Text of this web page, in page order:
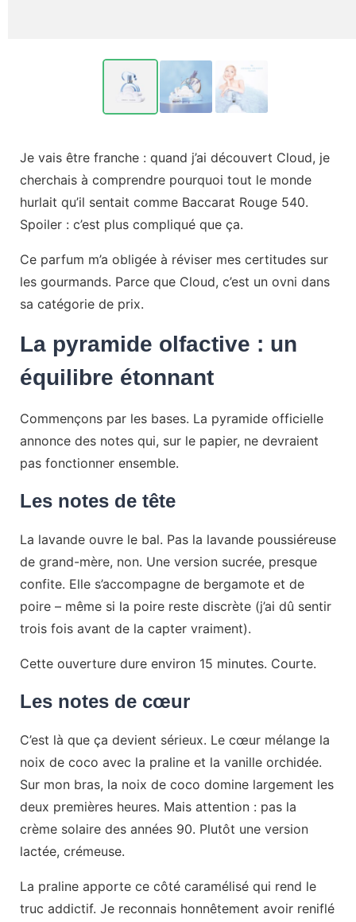
Je vais être franche : quand j’ai découvert Cloud, je
cherchais à comprendre pourquoi tout le monde
hurlait qu’il sentait comme Baccarat Rouge 540.
Spoiler : c’est plus compliqué que ça.
Ce parfum m’a obligée à réviser mes certitudes sur
les gourmands. Parce que Cloud, c’est un ovni dans
sa catégorie de prix.
La pyramide olfactive : un
équilibre étonnant
Commençons par les bases. La pyramide officielle
annonce des notes qui, sur le papier, ne devraient
pas fonctionner ensemble.
Les notes de tête
La lavande ouvre le bal. Pas la lavande poussiéreuse
de grand-mère, non. Une version sucrée, presque
confite. Elle s’accompagne de bergamote et de
poire – même si la poire reste discrète (j’ai dû sentir
trois fois avant de la capter vraiment).
Cette ouverture dure environ 15 minutes. Courte.
Les notes de cœur
C’est là que ça devient sérieux. Le cœur mélange la
noix de coco avec la praline et la vanille orchidée.
Sur mon bras, la noix de coco domine largement les
deux premières heures. Mais attention : pas la
crème solaire des années 90. Plutôt une version
lactée, crémeuse.
La praline apporte ce côté caramélisé qui rend le
truc addictif. Je reconnais honnêtement avoir reniflé